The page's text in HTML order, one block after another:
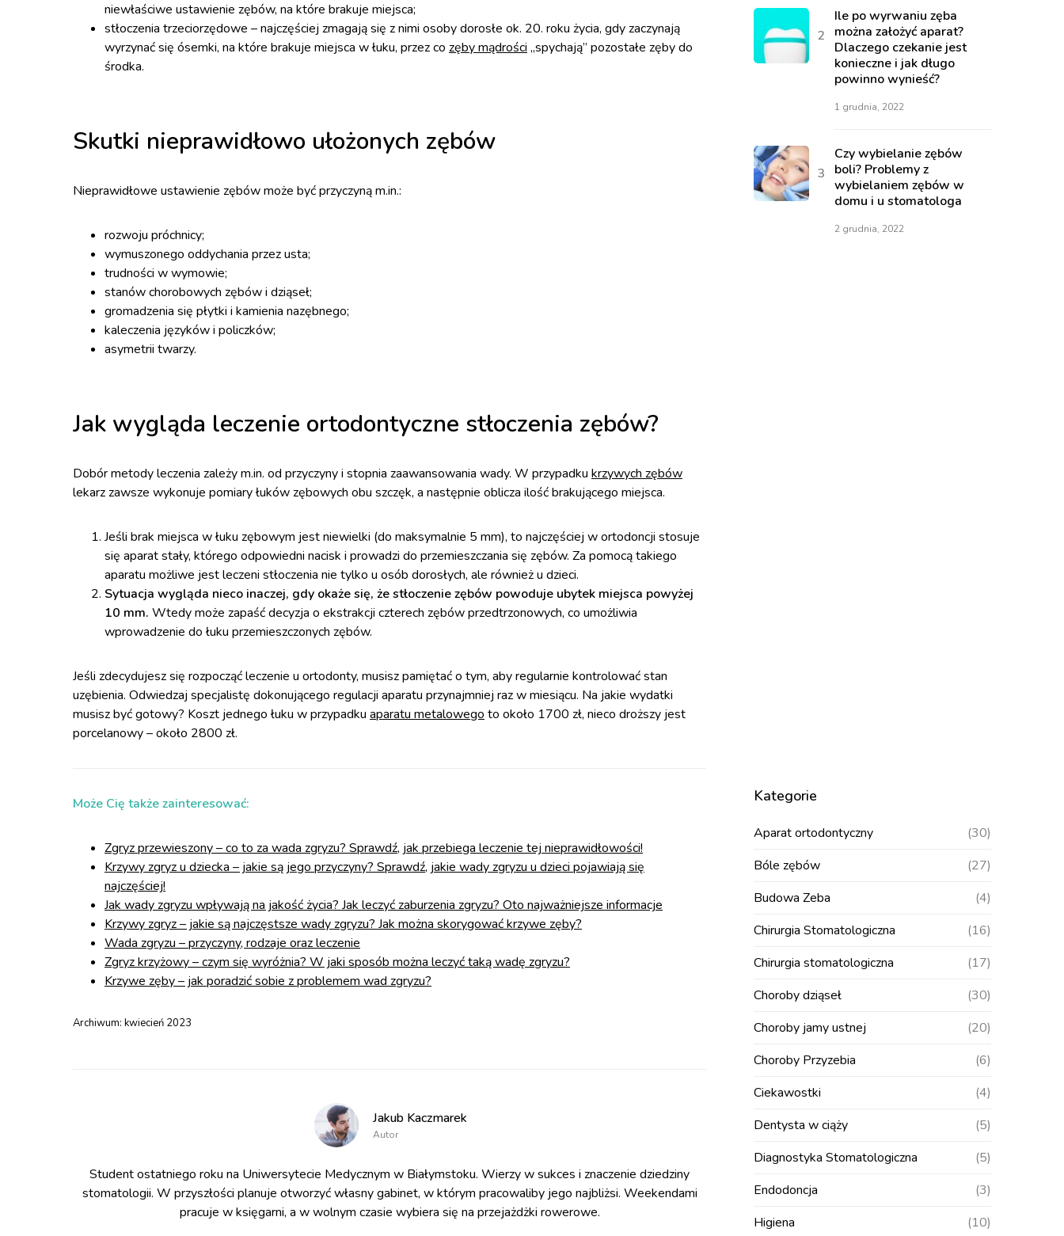
niewłaściwe ustawienie zębów, na które brakuje miejsca;
stłoczenia trzeciorzędowe – najczęściej zmagają się z nimi osoby dorosłe ok. 20. roku życia, gdy zaczynają
wyrzynać się ósemki, na które brakuje miejsca w łuku, przez co zęby mądrości ,,spychają” pozostałe zęby do
środka.
Skutki nieprawidłowo ułożonych zębów
Nieprawidłowe ustawienie zębów może być przyczyną m.in.:
rozwoju próchnicy;
wymuszonego oddychania przez usta;
trudności w wymowie;
stanów chorobowych zębów i dziąseł;
gromadzenia się płytki i kamienia nazębnego;
kaleczenia języków i policzków;
asymetrii twarzy.
Jak wygląda leczenie ortodontyczne stłoczenia zębów?
Dobór metody leczenia zależy m.in. od przyczyny i stopnia zaawansowania wady. W przypadku krzywych zębów
lekarz zawsze wykonuje pomiary łuków zębowych obu szczęk, a następnie oblicza ilość brakującego miejsca.
Jeśli brak miejsca w łuku zębowym jest niewielki (do maksymalnie 5 mm), to najczęściej w ortodoncji stosuje
się aparat stały, którego odpowiedni nacisk i prowadzi do przemieszczania się zębów. Za pomocą takiego
aparatu możliwe jest leczeni stłoczenia nie tylko u osób dorosłych, ale również u dzieci.
Sytuacja wygląda nieco inaczej, gdy okaże się, że stłoczenie zębów powoduje ubytek miejsca powyżej
10 mm. Wtedy może zapaść decyzja o ekstrakcji czterech zębów przedtrzonowych, co umożliwia
wprowadzenie do łuku przemieszczonych zębów.
Jeśli zdecydujesz się rozpocząć leczenie u ortodonty, musisz pamiętać o tym, aby regularnie kontrolować stan
uzębienia. Odwiedzaj specjalistę dokonującego regulacji aparatu przynajmniej raz w miesiącu. Na jakie wydatki
musisz być gotowy? Koszt jednego łuku w przypadku aparatu metalowego to około 1700 zł, nieco droższy jest
porcelanowy – około 2800 zł.
Może Cię także zainteresować:
Zgryz przewieszony – co to za wada zgryzu? Sprawdź, jak przebiega leczenie tej nieprawidłowości!
Krzywy zgryz u dziecka – jakie są jego przyczyny? Sprawdź, jakie wady zgryzu u dzieci pojawiają się
najczęściej!
Jak wady zgryzu wpływają na jakość życia? Jak leczyć zaburzenia zgryzu? Oto najważniejsze informacje
Krzywy zgryz – jakie są najczęstsze wady zgryzu? Jak można skorygować krzywe zęby?
Wada zgryzu – przyczyny, rodzaje oraz leczenie
Zgryz krzyżowy – czym się wyróżnia? W jaki sposób można leczyć taką wadę zgryzu?
Krzywe zęby – jak poradzić sobie z problemem wad zgryzu?
Archiwum: kwiecień 2023
Jakub Kaczmarek
Autor
Student ostatniego roku na Uniwersytecie Medycznym w Białymstoku. Wierzy w sukces i znaczenie dziedziny
stomatologii. W przyszłości planuje otworzyć własny gabinet, w którym pracowaliby jego najbliżsi. Weekendami
pracuje w księgarni, a w wolnym czasie wybiera się na przejażdżki rowerowe.
Ile po wyrwaniu zęba
można założyć aparat?
Dlaczego czekanie jest
konieczne i jak długo
powinno wynieść?
1 grudnia, 2022
Czy wybielanie zębów
boli? Problemy z
wybielaniem zębów w
domu i u stomatologa
2 grudnia, 2022
Kategorie
Aparat ortodontyczny
(30)
Bóle zębów
(27)
Budowa Zeba
(4)
Chirurgia Stomatologiczna
(16)
Chirurgia stomatologiczna
(17)
Choroby dziąseł
(30)
Choroby jamy ustnej
(20)
Choroby Przyzebia
(6)
Ciekawostki
(4)
Dentysta w ciąży
(5)
Diagnostyka Stomatologiczna
(5)
Endodoncja
(3)
Higiena
(10)